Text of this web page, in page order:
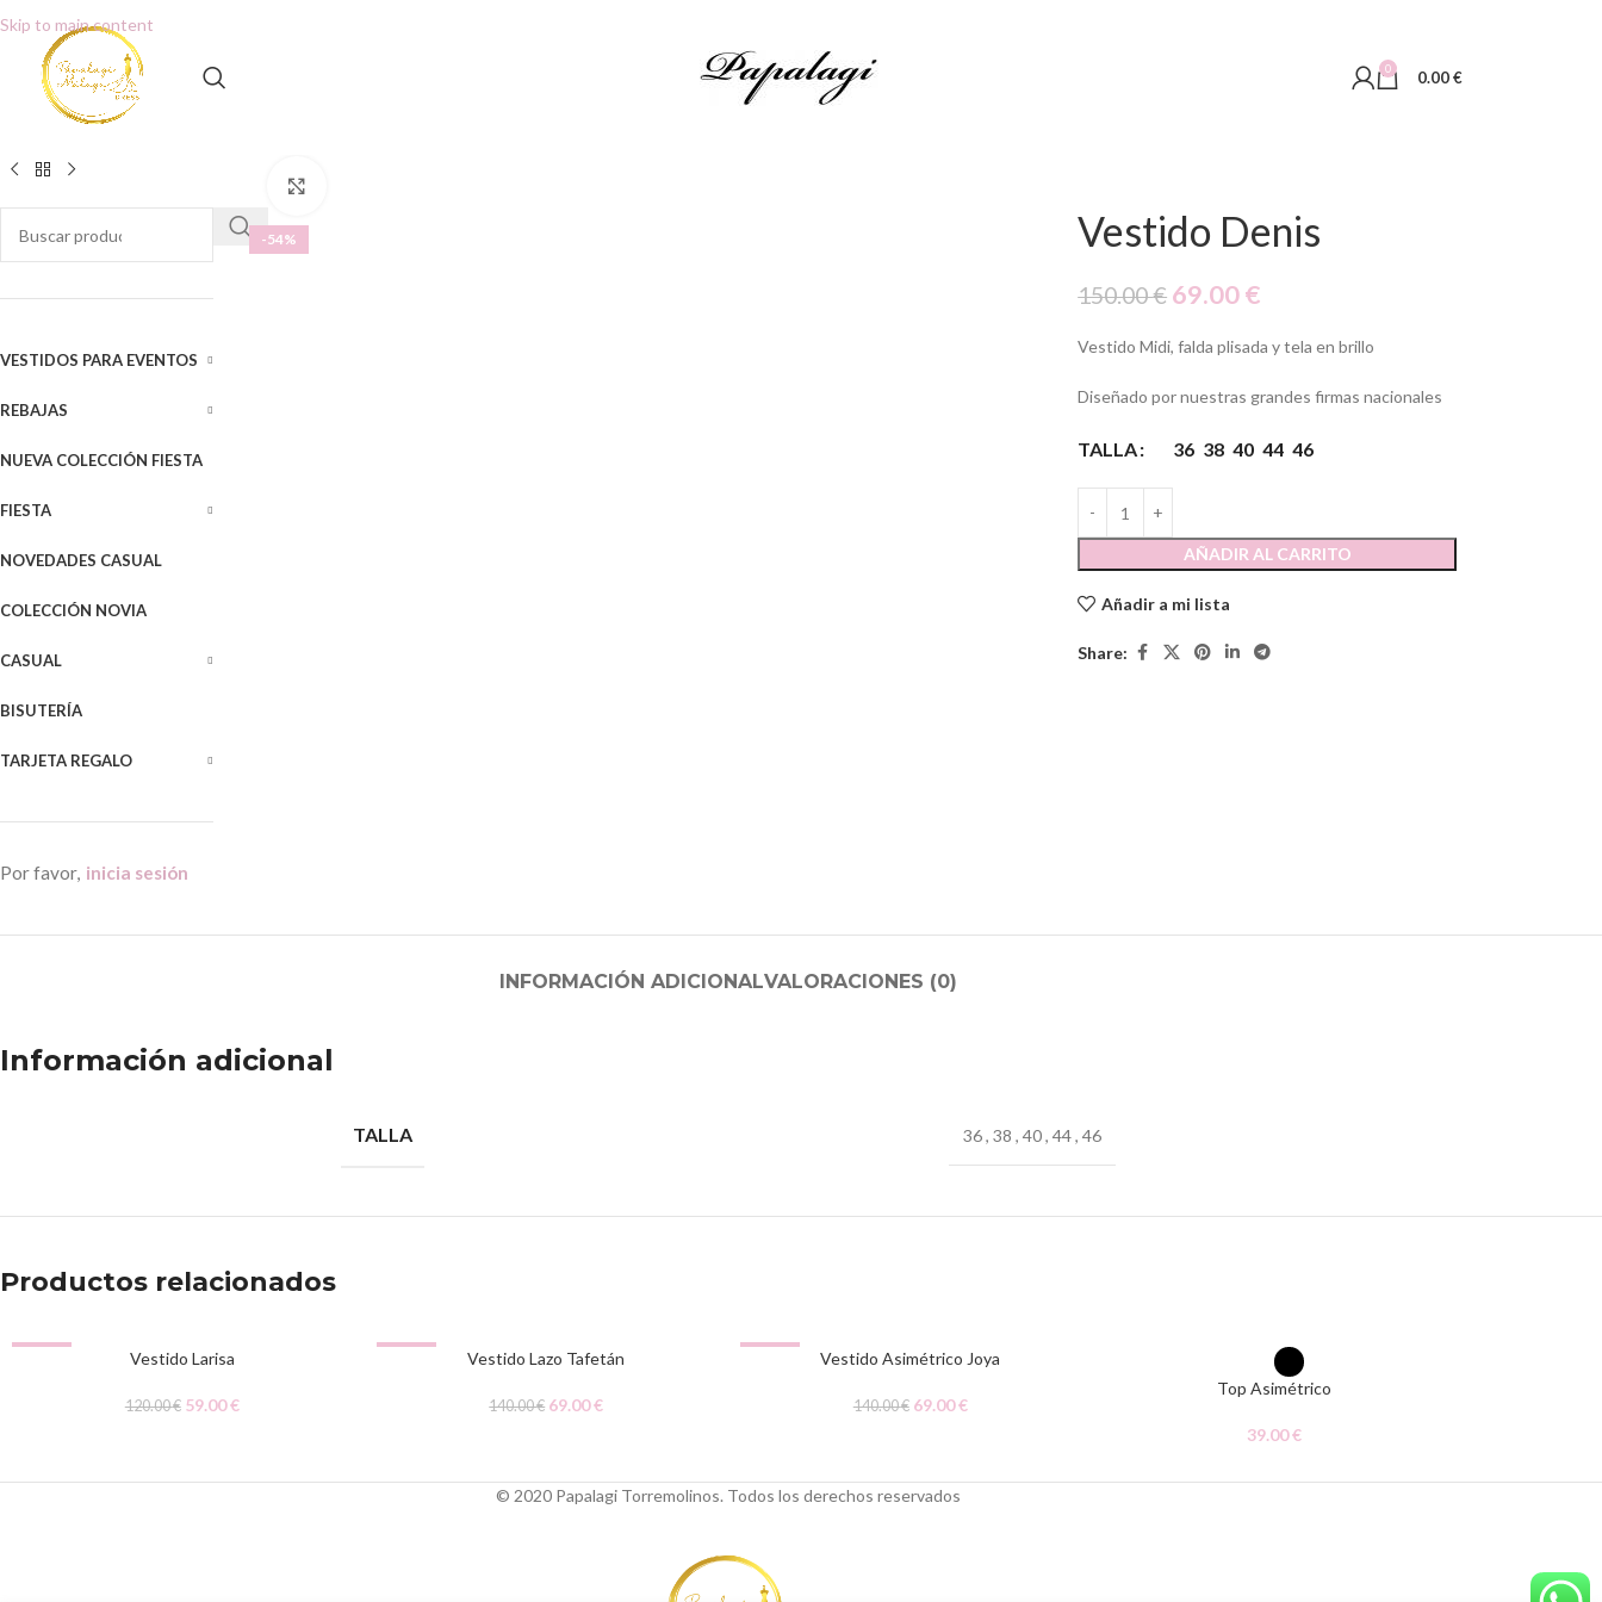
Skip to main content
0 0.00€
VESTIDOS PARA EVENTOS
REBAJAS
NUEVA COLECCIÓN FIESTA
FIESTA
NOVEDADES CASUAL
COLECCIÓN NOVIA
CASUAL
BISUTERÍA
TARJETA REGALO
Por favor, inicia sesión
-54% Vestido Denis
150.00€ 69.00€
Vestido Midi, falda plisada y tela en brillo
Diseñado por nuestras grandes firmas nacionales
TALLA 36 38 40 44 46
AÑADIR AL CARRITO
Añadir a mi lista
Share:
INFORMACIÓN ADICIONALVALORACIONES (0)
Información adicional
TALLA 36, 38 , 40, 44, 46
Productos relacionados
Vestido Larisa
120.00€ 59.00€
Vestido Lazo Tafetán
140.00€ 69.00€
Vestido Asimétrico Joya
140.00€ 69.00€
Top Asimétrico
39.00€
© 2020 Papalagi Torremolinos. Todos los derechos reservados